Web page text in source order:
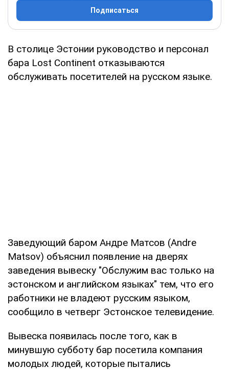
Подписаться
В столице Эстонии руководство и персонал
бара Lost Continent отказываются
обслуживать посетителей на русском языке.
Заведующий баром Андре Матсов (Andre
Matsov) объяснил появление на дверях
заведения вывеску "Обслужим вас только на
эстонском и английском языках" тем, что его
работники не владеют русским языком,
сообщило в четверг Эстонское телевидение.
Вывеска появилась после того, как в
минувшую субботу бар посетила компания
молодых людей, которые пытались